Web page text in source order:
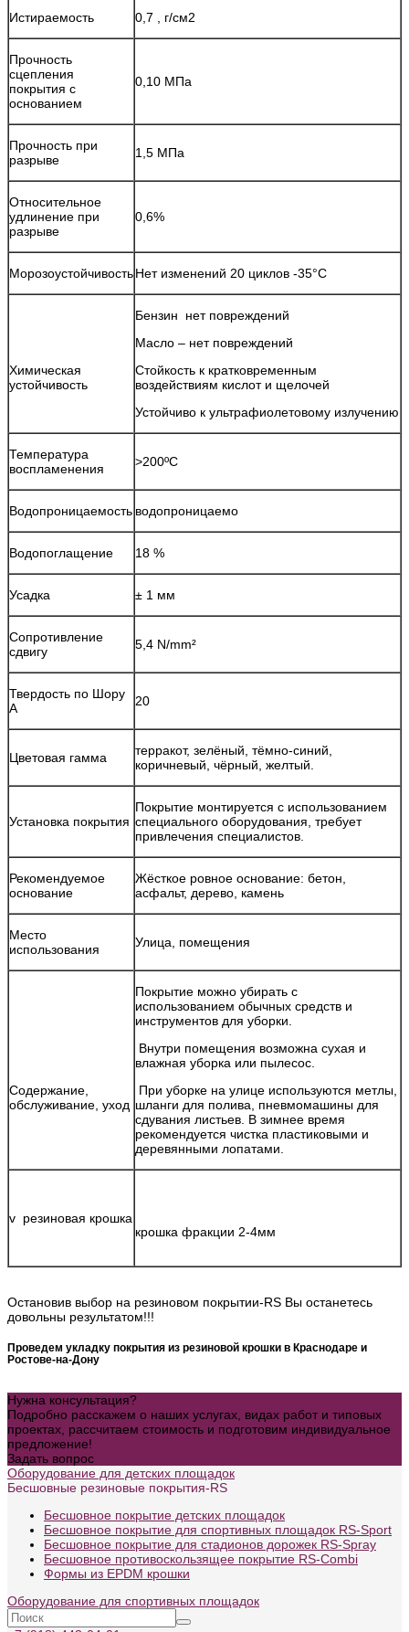
Истираемость 0,7 , г/см2
Прочность
сцепления
покрытия с
основанием
0,10 МПа
Прочность при
разрыве
1,5 МПа
Относительное
удлинение при
разрыве
0,6%
МорозоустойчивостьНет изменений 20 циклов -35°С
Химическая
устойчивость
Бензин нет повреждений
Масло – нет повреждений
Стойкость к кратковременным
воздействиям кислот и щелочей
Устойчиво к ультрафиолетовому излучению
Температура
воспламенения
>200ºС
Водопроницаемость водопроницаемо
Водопоглащение 18 %
Усадка ± 1 мм
Сопротивление
сдвигу
5,4 N/mm²
Твердость по Шору
А
20
Цветовая гамма
терракот, зелёный, тёмно-синий,
коричневый, чёрный, желтый.
Установка покрытия
Покрытие монтируется с использованием
специального оборудования, требует
привлечения специалистов.
Рекомендуемое
основание
Жёсткое ровное основание: бетон,
асфальт, дерево, камень
Место
использования
Улица, помещения
Содержание,
обслуживание, уход
Покрытие можно убирать с
использованием обычных средств и
инструментов для уборки.
Внутри помещения возможна сухая и
влажная уборка или пылесос.
При уборке на улице используются метлы,
шланги для полива, пневмомашины для
сдувания листьев. В зимнее время
рекомендуется чистка пластиковыми и
деревянными лопатами.
v резиновая крошка
крошка фракции 2-4мм
Остановив выбор на резиновом покрытии-RS Вы останетесь
довольны результатом!!!
Проведем укладку покрытия из резиновой крошки в Краснодаре и
Ростове-на-Дону
Нужна консультация?
Подробно расскажем о наших услугах, видах работ и типовых
проектах, рассчитаем стоимость и подготовим индивидуальное
предложение!
Задать вопрос
Оборудование для детских площадок
Бесшовные резиновые покрытия-RS
Бесшовное покрытие детских площадок
Бесшовное покрытие для спортивных площадок RS-Sport
Бесшовное покрытие для стадионов дорожек RS-Spray
Бесшовное противоскользящее покрытие RS-Combi
Формы из EPDM крошки
Оборудование для спортивных площадок